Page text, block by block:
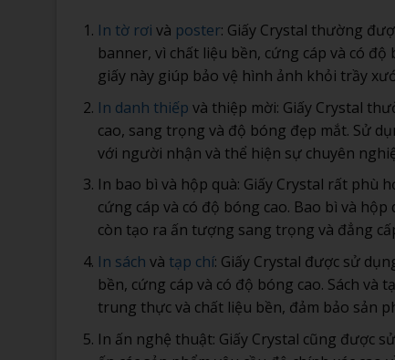
In tờ rơi và poster: Giấy Crystal thường
banner, vì chất liệu bền, cứng cáp và có
giấy này giúp bảo vệ hình ảnh khỏi trầy
In danh thiếp và thiệp mời: Giấy Crystal
cao, sang trọng và độ bóng đẹp mắt. Sử
với người nhận và thể hiện sự chuyên
In bao bì và hộp quà: Giấy Crystal rất phù
cứng cáp và có độ bóng cao. Bao bì và
còn tạo ra ấn tượng sang trọng và đẳng
In sách và tạp chí: Giấy Crystal được sử
bền, cứng cáp và có độ bóng cao. Sách
trung thực và chất liệu bền, đảm bảo sản
In ấn nghệ thuật: Giấy Crystal cũng được